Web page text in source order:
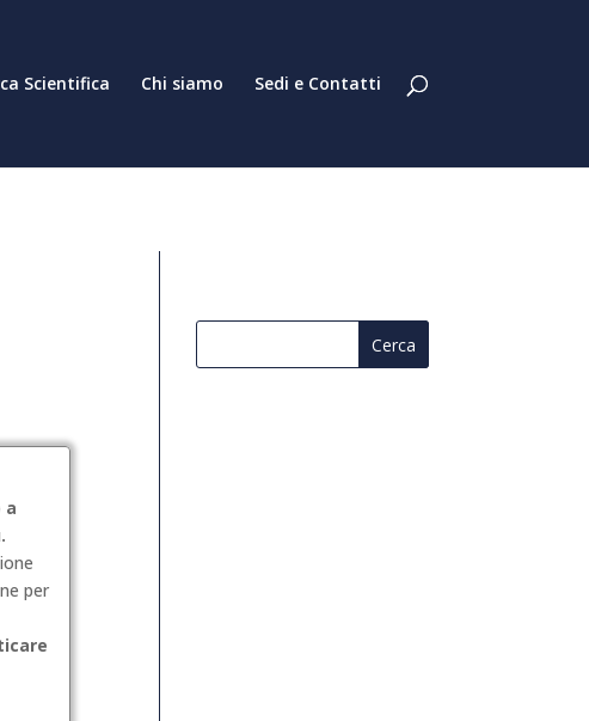
Scientifica Chi siamo Sedi e Contatti
a
per